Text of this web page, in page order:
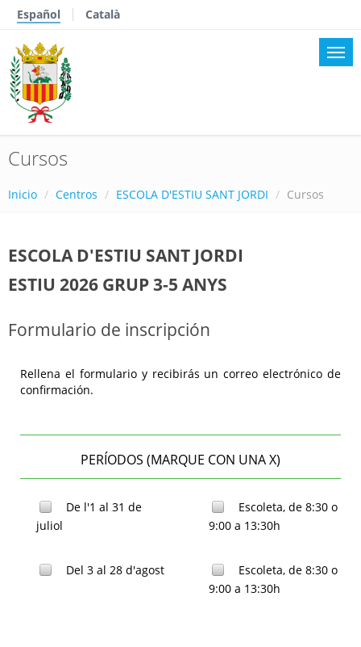
Español Català
Cursos
Inicio Centros ESCOLA D'ESTIU SANT JORDI Cursos
ESCOLA D'ESTIU SANT JORDI
ESTIU 2026 GRUP 3-5 ANYS
Formulario de inscripción
Rellena el formulario y recibirás un correo electrónico de
confirmación.
PERÍODOS (MARQUE CON UNA X)
De l'1 al 31 de
juliol
Escoleta, de 8:30 o
9:00 a 13:30h
Del 3 al 28 d'agost
Escoleta, de 8:30 o
9:00 a 13:30h